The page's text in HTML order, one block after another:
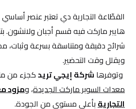
ويقلل وقت التحضير.
شركة إيجي تريد كجزء من
معدات السوبر ماركت الجديدة، و
التجارية بأعلى مستوى من الجودة.